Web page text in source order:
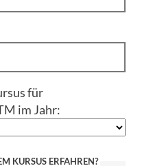
für
im Jahr:
KURSUS ERFAHREN?